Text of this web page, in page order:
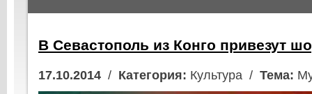
В Севастополь из Конго привезут
17.10.2014 / Категория: Культура / Тема: